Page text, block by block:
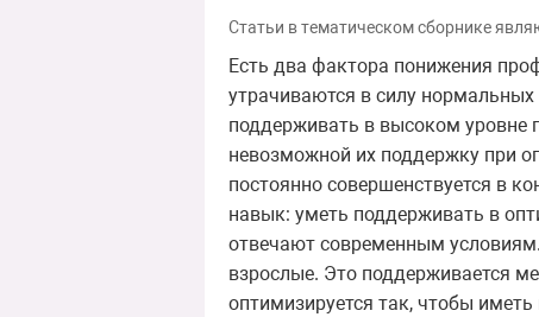
Статьи в тематическом сборнике
Есть два фактора понижения
утрачиваются в силу
поддерживать в высоком уровне
невозможной их поддержку при
постоянно совершенствуется в
навык: уметь поддерживать в
отвечают современным
взрослые. Это поддерживается
оптимизируется так, чтобы